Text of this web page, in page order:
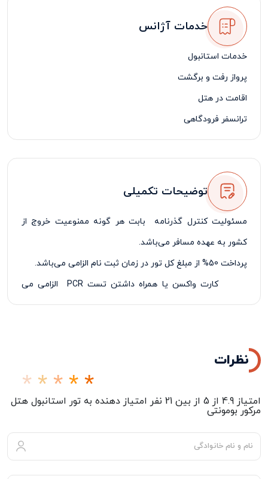
خدمات آژانس
خدمات استانبول
پرواز رفت و برگشت
اقامت در هتل
ترانسفر فرودگاهی
بیمه مسافرتی
لیدر مسافرتی فارسی زبان
یک روز گشت شهری با ناهار
توضیحات تکمیلی
مسئولیت کنترل گذرنامه بابت هر گونه ممنوعیت خروج از
کشور به عهده مسافر می‌باشد.
پرداخت 50% از مبلغ کل تور در زمان ثبت نام الزامی می‌باشد.
کارت واکسن یا همراه داشتن تستPCR الزامی می
باشد
نظرات
امتیاز 4.9 از 5 از بین 21 نفر امتیاز دهنده به تور استانبول هتل
مرکور بومونتی